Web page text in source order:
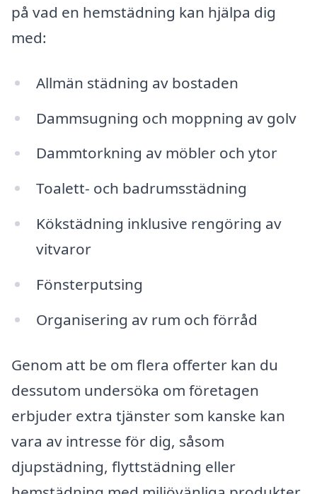
på vad en hemstädning kan hjälpa dig
med:
Allmän städning av bostaden
Dammsugning och moppning av golv
Dammtorkning av möbler och ytor
Toalett- och badrumsstädning
Kökstädning inklusive rengöring av
vitvaror
Fönsterputsing
Organisering av rum och förråd
Genom att be om flera offerter kan du
dessutom undersöka om företagen
erbjuder extra tjänster som kanske kan
vara av intresse för dig, såsom
djupstädning, flyttstädning eller